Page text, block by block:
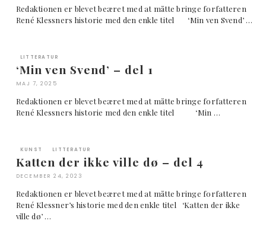
Redaktionen er blevet beæret med at måtte bringe forfatteren
René Klessners historie med den enkle titel ‘Min ven Svend’ …
LITTERATUR
‘Min ven Svend’ – del 1
MAJ 7, 2025
Redaktionen er blevet beæret med at måtte bringe forfatteren
René Klessners historie med den enkle titel ‘Min …
KUNST LITTERATUR
Katten der ikke ville dø – del 4
DECEMBER 24, 2023
Redaktionen er blevet beæret med at måtte bringe forfatteren
René Klessner’s historie med den enkle titel ‘Katten der ikke
ville dø’ …